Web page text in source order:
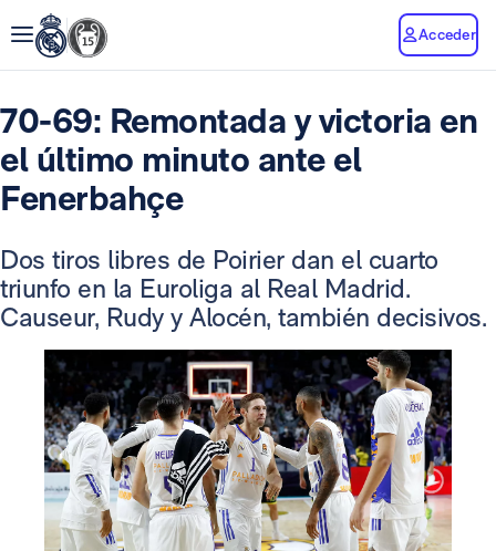
Acceder
70-69: Remontada y victoria en
el último minuto ante el
Fenerbahçe
Dos tiros libres de Poirier dan el cuarto
triunfo en la Euroliga al Real Madrid.
Causeur, Rudy y Alocén, también decisivos.